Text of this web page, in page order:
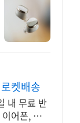
켓배송
내 무료 반
어폰, 깊은